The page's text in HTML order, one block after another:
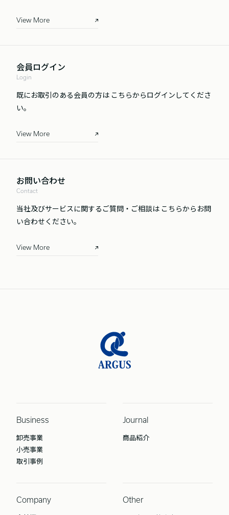
View More
会員ログイン
Login
既にお取引のある会員の方は こちらからログインしてくださ
い。
View More
お問い合わせ
Contact
当社及びサービスに関するご質問・ご相談は こちらからお問
い合わせください。
View More
Business
卸売事業
小売事業
取引事例
Journal
商品紹介
Company Other